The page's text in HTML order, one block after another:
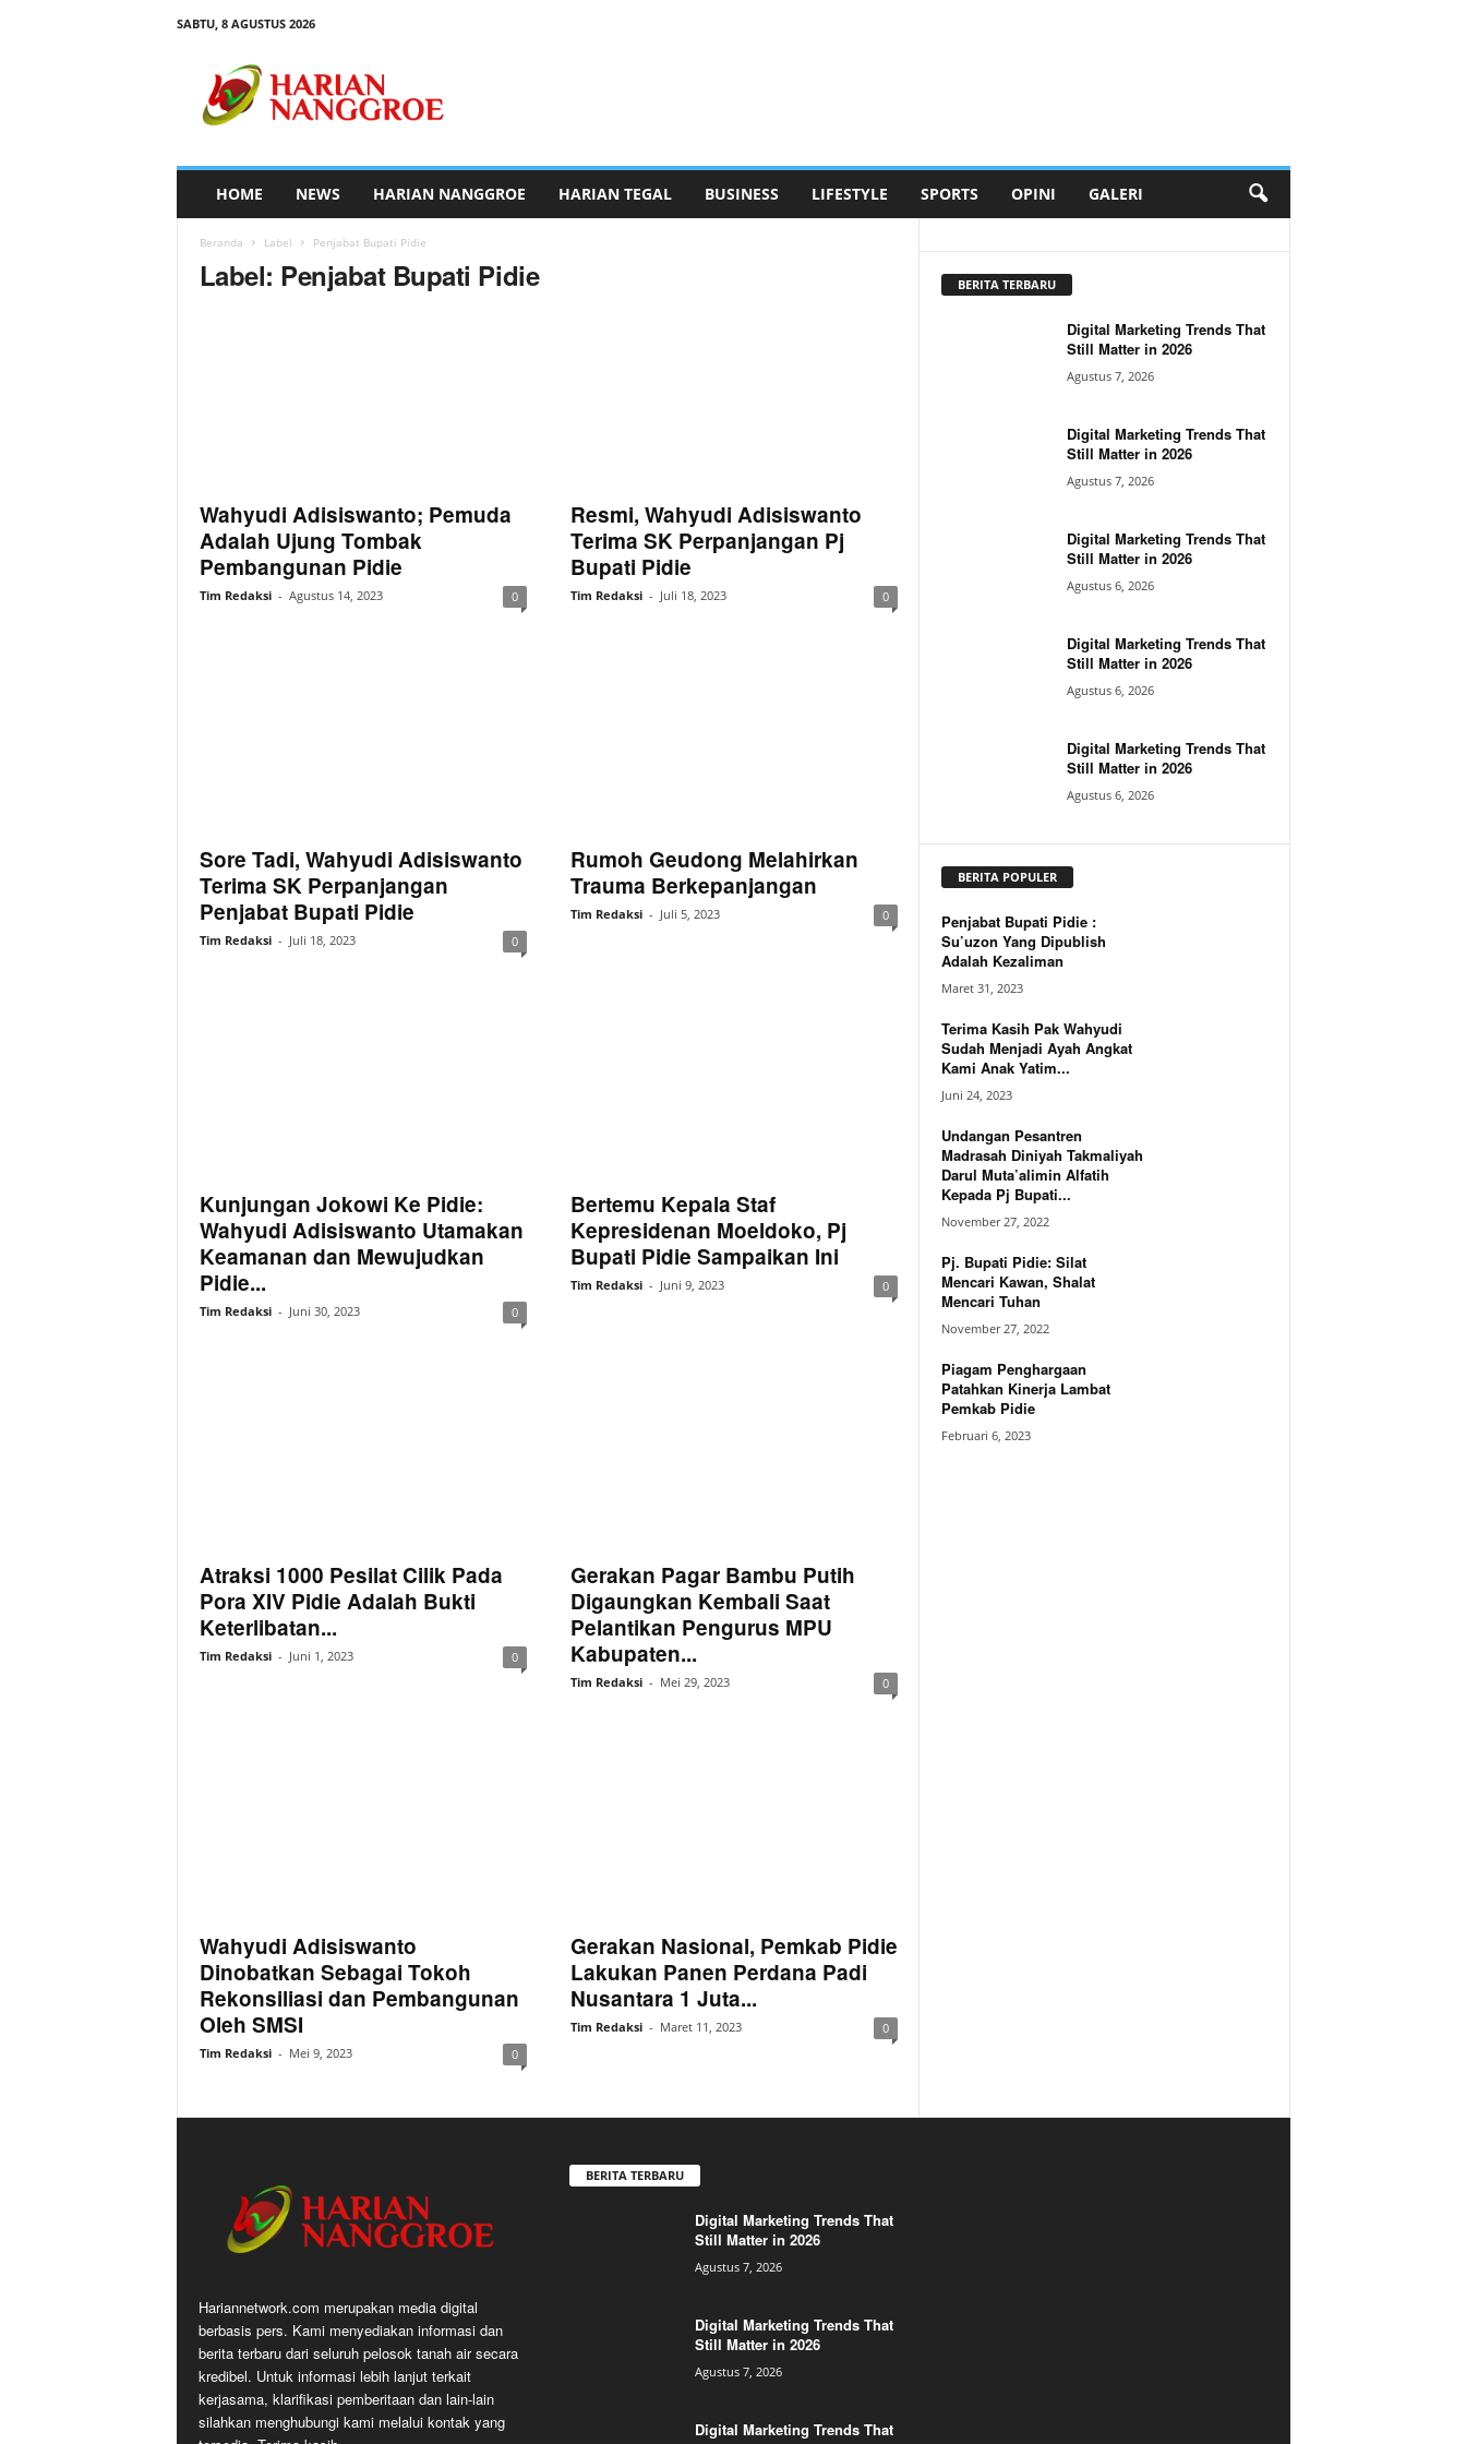
SABTU, 8 AGUSTUS 2026
HOME NEWS HARIAN NANGGROE HARIAN TEGAL BUSINESS LIFESTYLE SPORTS OPINI GALERI
Beranda Label Penjabat Bupati Pidie
Label: Penjabat Bupati Pidie
Wahyudi Adisiswanto; Pemuda
Adalah Ujung Tombak
Pembangunan Pidie
Tim Redaksi - Agustus 14, 2023 0
Resmi, Wahyudi Adisiswanto
Terima SK Perpanjangan Pj
Bupati Pidie
Tim Redaksi - Juli 18, 2023 0
Sore Tadi, Wahyudi Adisiswanto
Terima SK Perpanjangan
Penjabat Bupati Pidie
Tim Redaksi - Juli 18, 2023 0
Rumoh Geudong Melahirkan
Trauma Berkepanjangan
Tim Redaksi - Juli 5, 2023 0
Kunjungan Jokowi Ke Pidie:
Wahyudi Adisiswanto Utamakan
Keamanan dan Mewujudkan
Pidie...
Tim Redaksi - Juni 30, 2023 0
Bertemu Kepala Staf
Kepresidenan Moeldoko, Pj
Bupati Pidie Sampaikan Ini
Tim Redaksi - Juni 9, 2023 0
Atraksi 1000 Pesilat Cilik Pada
Pora XIV Pidie Adalah Bukti
Keterlibatan...
Tim Redaksi - Juni 1, 2023 0
Gerakan Pagar Bambu Putih
Digaungkan Kembali Saat
Pelantikan Pengurus MPU
Kabupaten...
Tim Redaksi - Mei 29, 2023 0
Wahyudi Adisiswanto
Dinobatkan Sebagai Tokoh
Rekonsiliasi dan Pembangunan
Oleh SMSI
Tim Redaksi - Mei 9, 2023 0
Gerakan Nasional, Pemkab Pidie
Lakukan Panen Perdana Padi
Nusantara 1 Juta...
Tim Redaksi - Maret 11, 2023 0
BERITA TERBARU
Digital Marketing Trends That
Still Matter in 2026
Agustus 7, 2026
Digital Marketing Trends That
Still Matter in 2026
Agustus 7, 2026
Digital Marketing Trends That
Still Matter in 2026
Agustus 6, 2026
Digital Marketing Trends That
Still Matter in 2026
Agustus 6, 2026
Digital Marketing Trends That
Still Matter in 2026
Agustus 6, 2026
BERITA POPULER
Penjabat Bupati Pidie :
Su’uzon Yang Dipublish
Adalah Kezaliman
Maret 31, 2023
Terima Kasih Pak Wahyudi
Sudah Menjadi Ayah Angkat
Kami Anak Yatim...
Juni 24, 2023
Undangan Pesantren
Madrasah Diniyah Takmaliyah
Darul Muta’alimin Alfatih
Kepada Pj Bupati...
November 27, 2022
Pj. Bupati Pidie: Silat
Mencari Kawan, Shalat
Mencari Tuhan
November 27, 2022
Piagam Penghargaan
Patahkan Kinerja Lambat
Pemkab Pidie
Februari 6, 2023
Hariannetwork.com merupakan media digital
berbasis pers. Kami menyediakan informasi dan
berita terbaru dari seluruh pelosok tanah air secara
kredibel. Untuk informasi lebih lanjut terkait
kerjasama, klarifikasi pemberitaan dan lain-lain
silahkan menghubungi kami melalui kontak yang
BERITA TERBARU
Digital Marketing Trends That
Still Matter in 2026
Agustus 7, 2026
Digital Marketing Trends That
Still Matter in 2026
Agustus 7, 2026
Digital Marketing Trends That